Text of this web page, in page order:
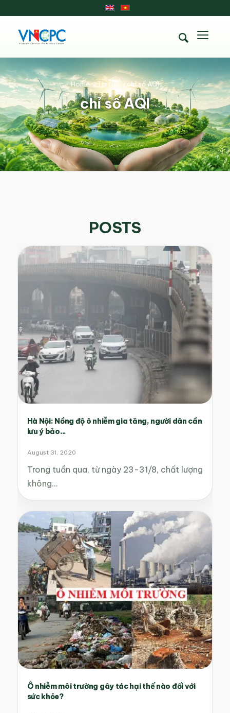
chỉ số AQI
Home /Tin tức / chỉ số AQI
POSTS
Hà Nội: Nồng độ ô nhiễm gia tăng, người dân cần
lưu ý bảo...
August 31, 2020
Trong tuần qua, từ ngày 23-31/8, chất lượng
không…
Ô nhiễm môi trường gây tác hại thế nào đối với
sức khỏe?